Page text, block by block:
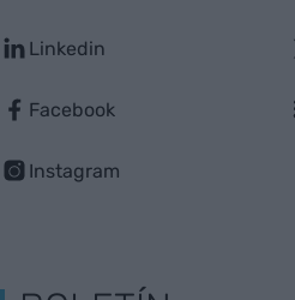
Linkedin
Facebook
Instagram